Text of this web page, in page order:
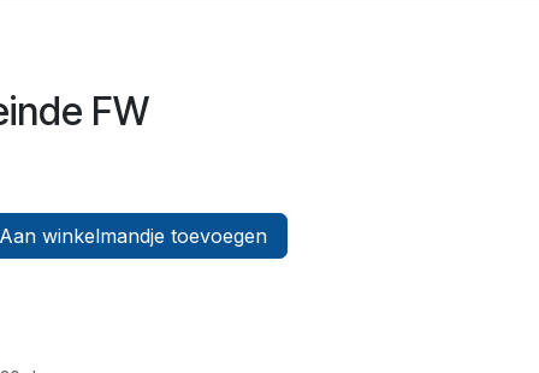
FW
Aan winkelmandje toevoegen